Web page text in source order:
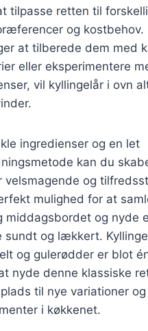
tilpasse retten til
og kostbehov.
at tilberede dem med
eller eksperimentere
vil kyllingelår i ovn
ingredienser og en let
kan du
velsmagende og
mulighed for at
middagsbordet og nyde
sundt og lækkert.
og gulerødder er blot
nyde denne klassiske
til nye variationer og
i køkkenet.